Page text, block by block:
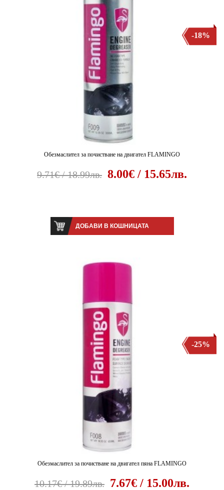
Обезмаслител за почистване на двигател FLAMINGO
9.71€ / 18.99лв. 8.00€ / 15.65лв.
-18%
ДОБАВИ В КОШНИЦАТА
Обезмаслител за почистване на двигател пяна FLAMINGO
10.17€ / 19.89лв. 7.67€ / 15.00лв.
-25%